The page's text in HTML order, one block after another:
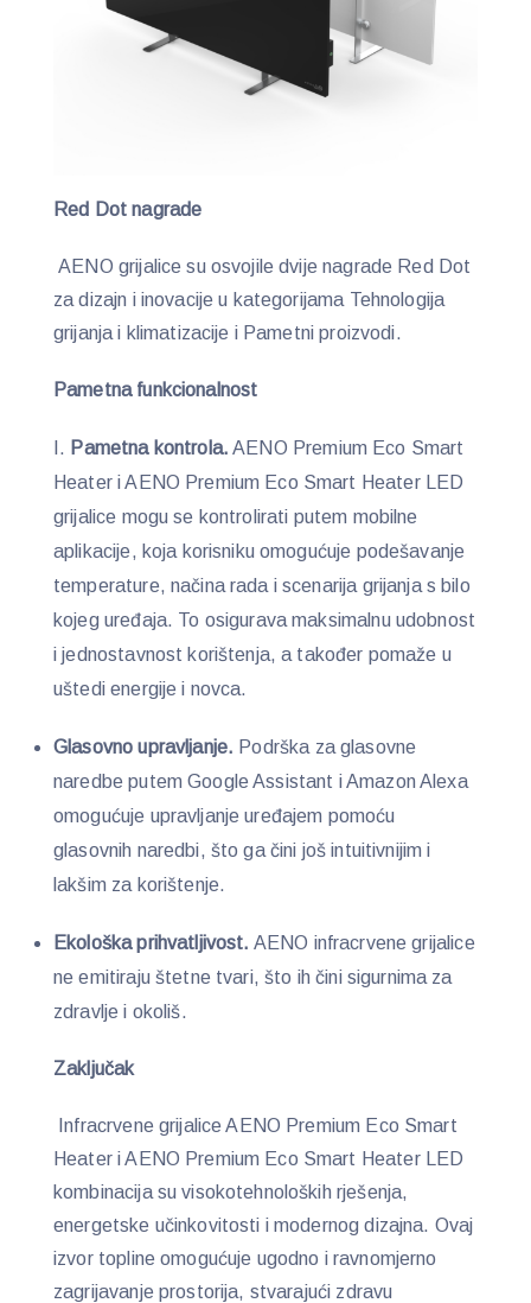
Red Dot nagrade
AENO grijalice su osvojile dvije nagrade Red Dot
za dizajn i inovacije u kategorijama Tehnologija
grijanja i klimatizacije i Pametni proizvodi.
Pametna funkcionalnost
Pametna kontrola. AENO Premium Eco Smart
Heater i AENO Premium Eco Smart Heater LED
grijalice mogu se kontrolirati putem mobilne
aplikacije, koja korisniku omogućuje podešavanje
temperature, načina rada i scenarija grijanja s bilo
kojeg uređaja. To osigurava maksimalnu udobnost
i jednostavnost korištenja, a također pomaže u
uštedi energije i novca.
Glasovno upravljanje. Podrška za glasovne
naredbe putem Google Assistant i Amazon Alexa
omogućuje upravljanje uređajem pomoću
glasovnih naredbi, što ga čini još intuitivnijim i
lakšim za korištenje.
Ekološka prihvatljivost. AENO infracrvene grijalice
ne emitiraju štetne tvari, što ih čini sigurnima za
zdravlje i okoliš.
Zaključak
Infracrvene grijalice AENO Premium Eco Smart
Heater i AENO Premium Eco Smart Heater LED
kombinacija su visokotehnoloških rješenja,
energetske učinkovitosti i modernog dizajna. Ovaj
izvor topline omogućuje ugodno i ravnomjerno
zagrijavanje prostorija, stvarajući zdravu